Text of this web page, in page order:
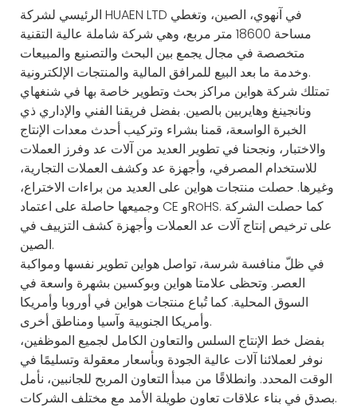
الرئيسي لشركة HUAEN LTD في آنهوي، الصين، وتغطي
مساحة 18600 متر مربع، وهي شركة شاملة عالية التقنية
متخصصة في مجال يجمع بين البحث والتصنيع والمبيعات
وخدمة ما بعد البيع للمرافق المالية والمنتجات الإلكترونية.
تمتلك شركة هواين مراكز بحث وتطوير خاصة بها في شنغهاي
ونانجينغ وهايربين بالصين. بفضل فريقنا الفني والإداري ذي
الخبرة الواسعة، قمنا بشراء وتركيب أحدث معدات الإنتاج
والاختبار، ونجحنا في تطوير العديد من آلات عد وفرز العملات
للاستخدام المصرفي، وأجهزة عد وكشف العملات التجارية،
وغيرها. حصلت منتجات هواين على العديد من براءات الاختراع،
وجميعها حاصلة على اعتماد CE وRoHS. كما حصلت الشركة
على ترخيص إنتاج آلات عد العملات وأجهزة كشف التزييف في
الصين.
في ظلّ منافسة شرسة، تواصل هواين تطوير نفسها ومواكبة
العصر. وتحظى علامتا هواين وبوكسين بشهرة واسعة في
السوق المحلية. كما تُباع منتجات هواين في أوروبا وأمريكا
وأمريكا الجنوبية وآسيا ومناطق أخرى.
بفضل خط الإنتاج السلس والتعاون الكامل لجميع الموظفين،
نوفر لعملائنا آلات عالية الجودة وبأسعار معقولة وتسليمًا في
الوقت المحدد. وانطلاقًا من مبدأ التعاون المربح للجانبين، نأمل
بصدق في بناء علاقات تعاون طويلة الأمد مع مختلف الشركات.